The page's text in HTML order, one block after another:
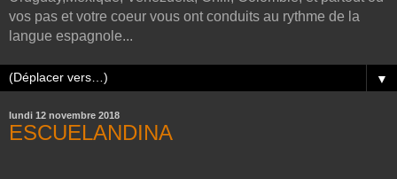
vos pas et votre coeur vous ont conduits au rythme de la
langue espagnole...
▼
lundi 12 novembre 2018
ESCUELANDINA